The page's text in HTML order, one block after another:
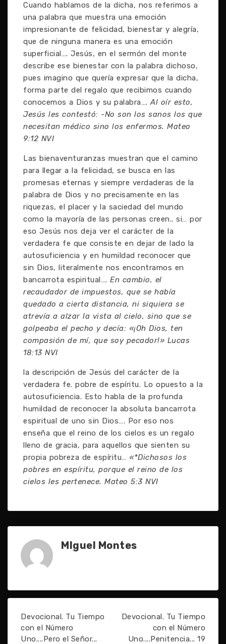
Cuando hablamos de la dicha, nos referimos a
una palabra que muestra una emoción
impresionante de felicidad, bienestar y alegría,
que de ninguna manera es una emoción
superficial…. Jesús, en el sermón del monte
describe ese bienestar con la palabra dichoso,
pues imagino que quería expresar que la dicha,
forma parte del regalo que recibimos cuando
conocemos a Dios y su palabra….Al oír esto,
Jesús les contestó: -No son los sanos los que
necesitan médico sino los enfermos. Mateo
9:12 NVI
Las bienaventuranzas muestran que el camino
para llegar a la felicidad, se busca en las
promesas eternas y siempre verdaderas de la
palabra de Dios y no precisamente en las
riquezas, el placer y la saciedad del mundo
como la mayoría de las personas creen.. si… por
eso Jesús nos deja ver el carácter de la
verdadera fe que consiste en dejar de lado la
autosuficiencia y en humildad reconocer que
sin Dios, literalmente nos encontramos en
bancarrota espiritual…. En cambio, el
recaudador de impuestos, que se había
quedado a cierta distancia, ni siquiera se
atrevía a alzar la vista al cielo, sino que se
golpeaba el pecho y decía: «¡Oh Dios, ten
compasión de mí, que soy pecador!» Lucas
18:13 NVI
la descripción de Jesús del carácter de la
verdadera fe. pobre de espíritu. Lo opuesto a la
autosuficiencia. Esto habla de la profunda
humildad de reconocer la absoluta bancarrota
espiritual de uno sin Dios…. Por eso nos
enseña que el reino de los cielos es un regalo
lleno de gracia, para aquellos que sienten su
propia pobreza de espíritu… «*Dichosos los
pobres en espíritu, porque el reino de los
cielos les pertenece. Mateo 5:3 NVI
MIguel Montes
Devocional. Tu Tiempo
con el Número
Uno....Pero el Señor...
Devocional. Tu Tiempo
con el Número
Uno....Penitencia... 19